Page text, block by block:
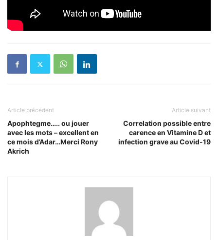
Article précédent
Apophtegme….. ou jouer
avec les mots – excellent en
ce mois d’Adar…Merci Rony
Akrich
Article suivant
Correlation possible entre
carence en Vitamine D et
infection grave au Covid-19